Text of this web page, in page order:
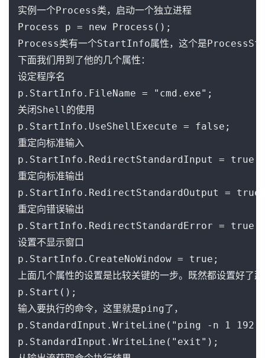
实例一个Process类，启动一个独立进程
Process p = new Process();
Process类有一个StartInfo属性，这个是
下面我们用到了他的几个属性：
设定程序名
p.StartInfo.FileName = "cmd.exe";
关闭Shell的使用
p.StartInfo.UseShellExecute = false;
重定向标准输入
p.StartInfo.RedirectStandardInput = true;
重定向标准输出
p.StartInfo.RedirectStandardOutput =
重定向错误输出
p.StartInfo.RedirectStandardError = true;
设置不显示窗口
p.StartInfo.CreateNoWindow = true;
上面几个属性的设置是比较关键的一步。既然都设置好了
p.Start();
输入要执行的命令，这里就是ping了，
p.StandardInput.WriteLine("ping -n 1
p.StandardInput.WriteLine("exit");